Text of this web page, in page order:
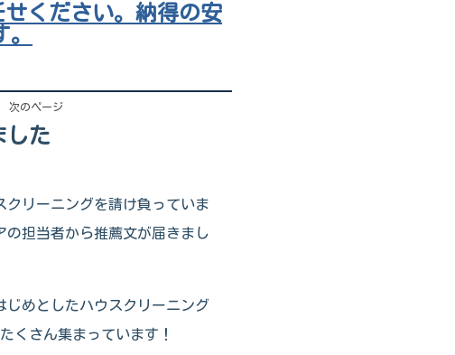
ください。納得の安
次のページ
した
クリーニングを請け負っていま
の担当者から推薦文が届きまし
めとしたハウスクリーニング
くさん集まっています！